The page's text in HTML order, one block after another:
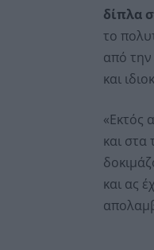
δίπλα
το
από την
και
«Εκτός
και στα
και ας